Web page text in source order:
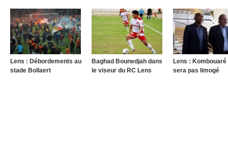
Lens : Débordements au
stade Bollaert
Baghad Bounedjah dans
le viseur du RC Lens
Lens : Kombouaré
sera pas limogé